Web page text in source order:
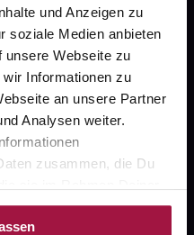
und Anzeigen zu
soziale Medien anbieten
unsere Webseite zu
Informationen zu
an unsere Partner
Analysen weiter.
zusammen, die Du
haben.